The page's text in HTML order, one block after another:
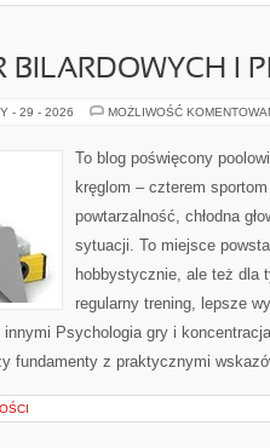
BILARDOWYCH I
- 29 - 2026 MOŻLIWOŚĆ
To blog poświęcony
kręglom – czterem
powtarzalność, chłodna
sytuacji. To miejsce
hobbystycznie, ale też dla
regularny trening, lepsze
Psychologia gry i
fundamenty z praktycznymi